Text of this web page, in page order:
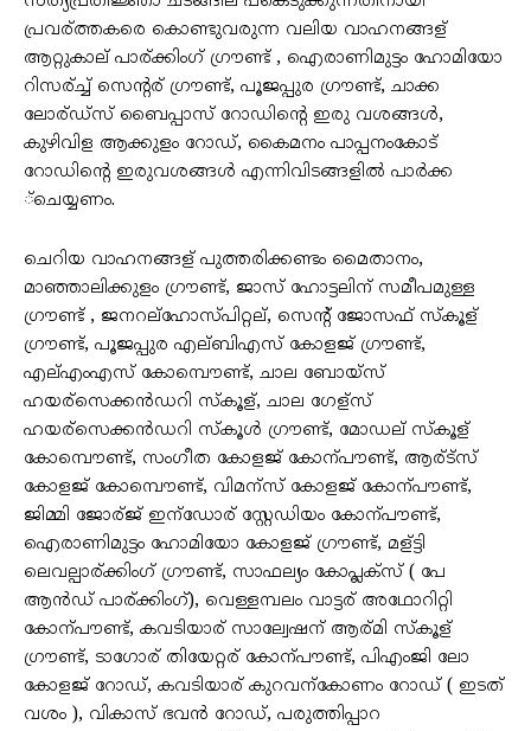
പ്രവര്ത്തകരെ കൊണ്ടുവരുന്ന വലിയ വാഹനങ്ങള്
ആറ്റുകാല് പാര്ക്കിംഗ് ഗ്രൗണ്ട് , ഐരാണിമുട്ടം ഹോമിയോ
റിസര്ച്ച്‌ സെന്റര് ഗ്രൗണ്ട്, പൂജപ്പുര ഗ്രൗണ്ട്, ചാക്ക
ലോര്ഡ്സ് ബൈപ്പാസ് റോഡിന്റെ ഇരു വശങ്ങള്‍,
കുഴിവിള ആക്കുളം റോഡ്, കൈമനം പാപ്പനംകോട്
റോഡിന്റെ ഇരുവശങ്ങള്‍ എന്നിവിടങ്ങളില്‍ പാർക്ക
്ചെയ്യണം.
ചെറിയ വാഹനങ്ങള് പുത്തരിക്കണ്ടം മൈതാനം,
മാഞ്ഞാലിക്കുളം ഗ്രൗണ്ട്, ജാസ് ഹോട്ടലിന് സമീപമുള്ള
ഗ്രൗണ്ട് , ജനറല്ഹോസ്പിറ്റല്, സെന്റ് ജോസഫ് സ്കൂള്
ഗ്രൗണ്ട്, പൂജപ്പുര എല്ബിഎസ് കോളജ് ഗ്രൗണ്ട്,
എല്എംഎസ് കോമ്പൌണ്ട്, ചാല ബോയ്സ്
ഹയര്സെക്കൻഡറി സ്കൂള്, ചാല ഗേള്സ്
ഹയര്സെക്കൻഡറി സ്കൂള്‍ ഗ്രൗണ്ട്, മോഡല് സ്കൂള്
കോമ്പൌണ്ട്, സംഗീത കോളജ് കോന്പൗണ്ട്, ആര്ട്സ്
കോളജ് കോമ്പൌണ്ട്, വിമന്സ് കോളജ് കോന്പൗണ്ട്,
ജിമ്മി ജോര്ജ് ഇന്ഡോര് സ്റ്റേഡിയം കോന്പൗണ്ട്,
ഐരാണിമുട്ടം ഹോമിയോ കോളജ് ഗ്രൗണ്ട്, മള്ട്ടി
ലെവല്പാര്ക്കിംഗ് ഗ്രൗണ്ട്, സാഫല്യം കോപ്ലക്സ് ( പേ
ആൻഡ് പാര്ക്കിംഗ്), വെള്ളമ്പലം വാട്ടര് അഥോറിറ്റി
കോന്പൗണ്ട്, കവടിയാര് സാല്വേഷന് ആര്മി സ്കൂള്
ഗ്രൗണ്ട്, ടാഗോര് തിയേറ്റര് കോന്പൗണ്ട്, പിഎംജി ലോ
കോളജ് റോഡ്, കവടിയാര് കുറവന്കോണം റോഡ് ( ഇടത്
വശം ), വികാസ് ഭവൻ റോഡ്, പരുത്തിപ്പാറ